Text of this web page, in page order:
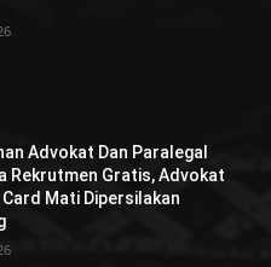
Advokat Dan Paralegal
Rekrutmen Gratis, Advokat
Card Mati Dipersilakan